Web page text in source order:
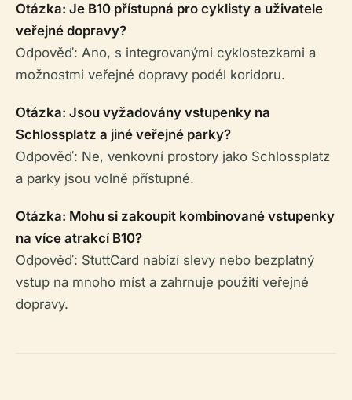
Otázka: Je B10 přístupná pro cyklisty a uživatele
veřejné dopravy?
Odpověď: Ano, s integrovanými cyklostezkami a
možnostmi veřejné dopravy podél koridoru.
Otázka: Jsou vyžadovány vstupenky na
Schlossplatz a jiné veřejné parky?
Odpověď: Ne, venkovní prostory jako Schlossplatz
a parky jsou volně přístupné.
Otázka: Mohu si zakoupit kombinované vstupenky
na více atrakcí B10?
Odpověď: StuttCard nabízí slevy nebo bezplatný
vstup na mnoho míst a zahrnuje použití veřejné
dopravy.